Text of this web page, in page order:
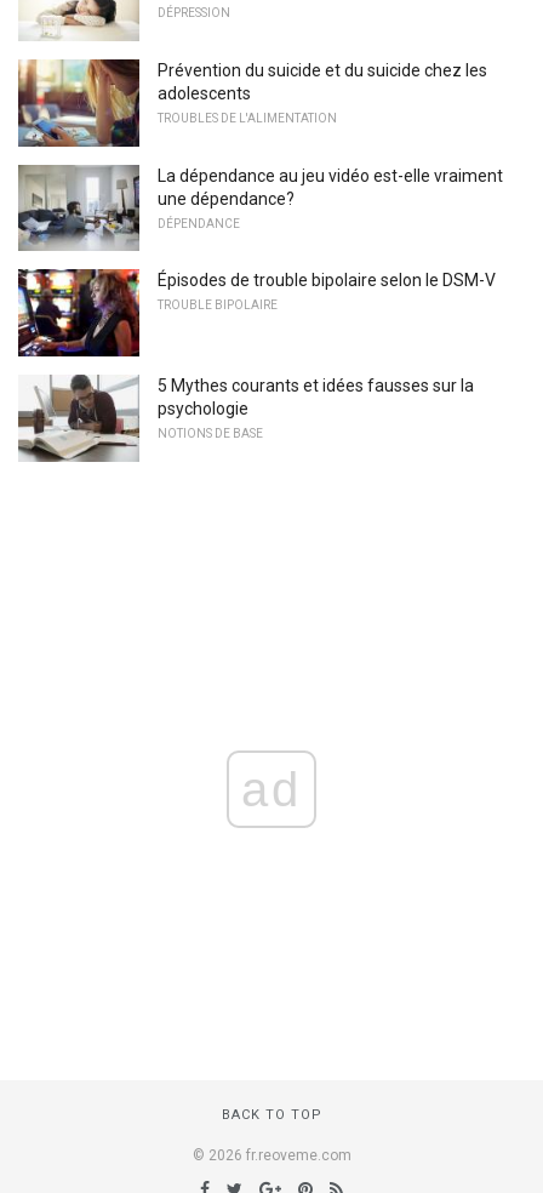
DÉPRESSION
Prévention du suicide et du suicide chez les
adolescents
TROUBLES DE L'ALIMENTATION
La dépendance au jeu vidéo est-elle vraiment
une dépendance?
DÉPENDANCE
Épisodes de trouble bipolaire selon le DSM-V
TROUBLE BIPOLAIRE
5 Mythes courants et idées fausses sur la
psychologie
NOTIONS DE BASE
ad
BACK TO TOP
© 2026 fr.reoveme.com